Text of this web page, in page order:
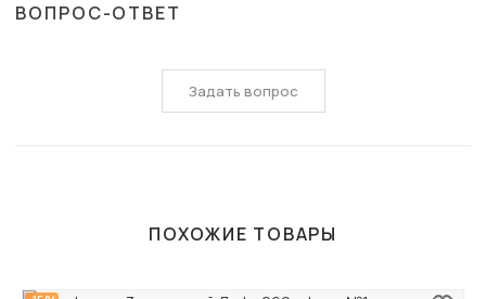
ВОПРОС-ОТВЕТ
Задать вопрос
ПОХОЖИЕ ТОВАРЫ